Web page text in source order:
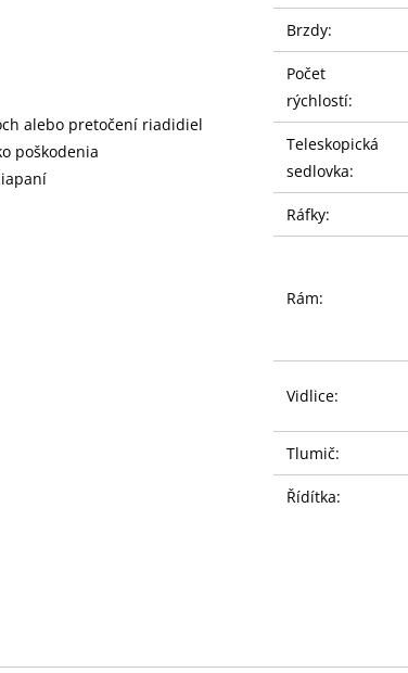
alebo pretočení riadidiel
poškodenia
Brzdy:
Počet
rýchlostí:
Teleskopická
sedlovka:
Ráfky:
Rám:
Vidlice:
Tlumič:
Řídítka: